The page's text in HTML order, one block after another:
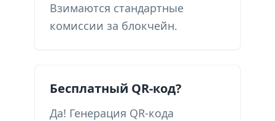
Взимаются стандартные
комиссии за блокчейн.
Бесплатный QR-код?
Да! Генерация QR-кода